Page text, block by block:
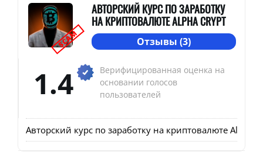
SCAM
АВТОРСКИЙ КУРС ПО ЗАРАБОТКУ
НА КРИПТОВАЛЮТЕ ALPHA CRYPT
Отзывы (3)
1.4
Верифицированная оценка на
основании голосов
пользователей
Авторский курс по заработку на криптовалюте